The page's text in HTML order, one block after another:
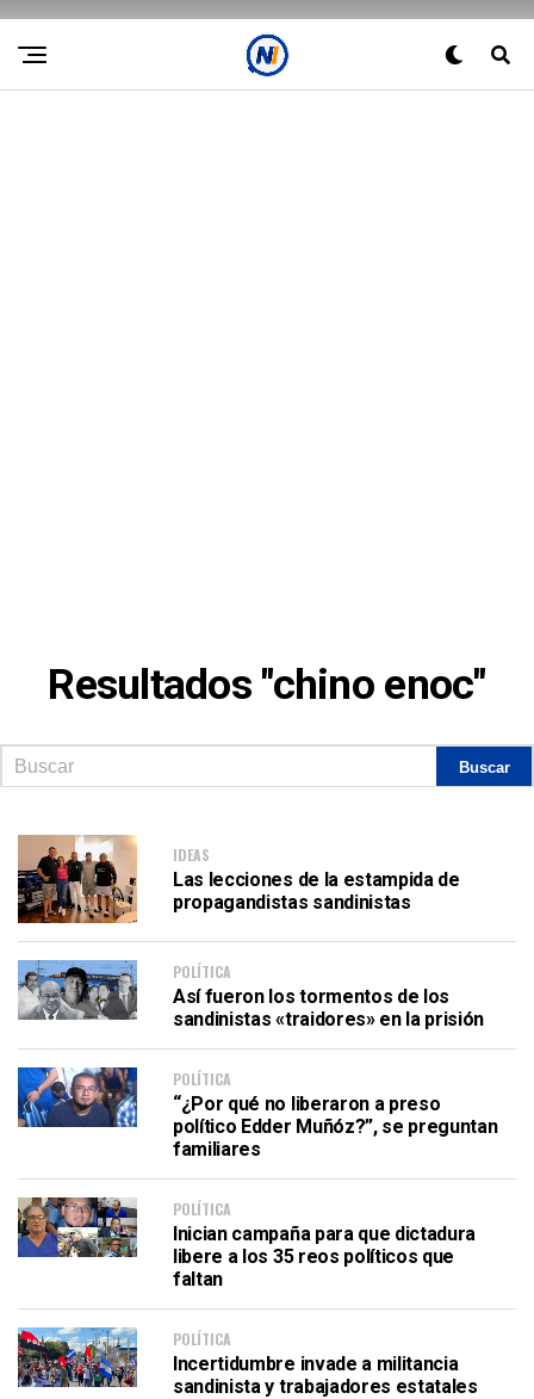
Resultados "chino enoc"
IDEAS
Las lecciones de la estampida de
propagandistas sandinistas
POLÍTICA
Así fueron los tormentos de los
sandinistas «traidores» en la prisión
POLÍTICA
“¿Por qué no liberaron a preso
político Edder Muñóz?”, se preguntan
familiares
POLÍTICA
Inician campaña para que dictadura
libere a los 35 reos políticos que
faltan
POLÍTICA
Incertidumbre invade a militancia
sandinista y trabajadores estatales